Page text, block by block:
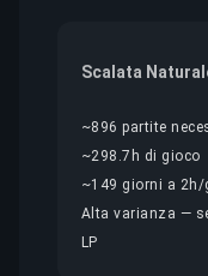
Scalata
~896 partite
~298.7h di gioco
~149 giorni a 2h/
Alta varianza —
LP